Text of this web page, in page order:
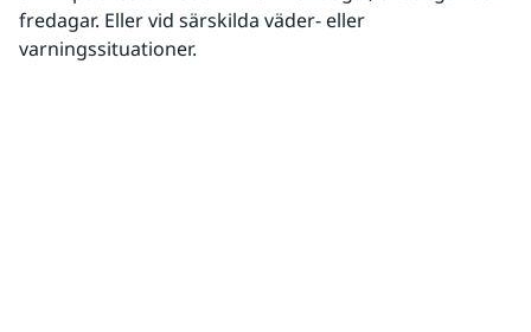
fredagar. Eller vid särskilda väder- eller
varningssituationer.